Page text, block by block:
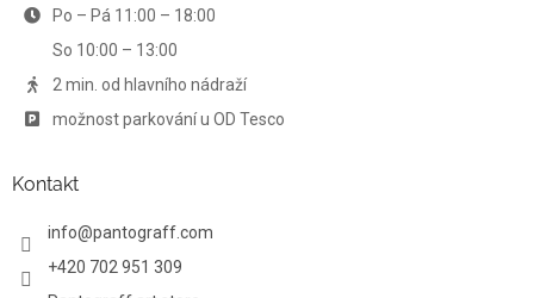
i
Po – Pá 11:00 – 18:00
So 10:00 – 13:00
2 min. od hlavního nádraží
možnost parkování u OD Tesco
Kontakt
info@pantograff.com
+420 702 951 309